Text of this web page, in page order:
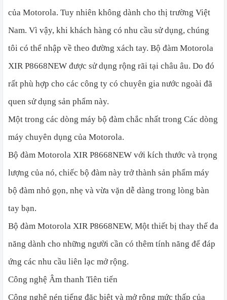
của Motorola. Tuy nhiên không dành cho thị trường Việt
Nam. Vì vậy, khi khách hàng có nhu cầu sử dụng, chúng
tôi có thể nhập về theo đường xách tay. Bộ đàm Motorola
XIR P8668NEW được sử dụng rộng rãi tại châu âu. Do đó
rất phù hợp cho các công ty có chuyên gia nước ngoài đã
quen sử dụng sản phẩm này.
Một trong các dòng máy bộ đàm chắc nhất trong Các dòng
máy chuyên dụng của Motorola.
Bộ đàm Motorola XIR P8668NEW với kích thước và trọng
lượng của nó, chiếc bộ đàm này trở thành sản phẩm máy
bộ đàm nhỏ gọn, nhẹ và vừa vặn dễ dàng trong lòng bàn
tay bạn.
Bộ đàm Motorola XIR P8668NEW, Một thiết bị thay thế đa
năng dành cho những người cần có thêm tính năng để đáp
ứng các nhu cầu liên lạc mở rộng.
Công nghệ Âm thanh Tiên tiến
Công nghệ nén tiếng đặc biệt và mở rộng mức thấp của